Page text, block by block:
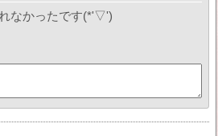
なかったです(*'▽')